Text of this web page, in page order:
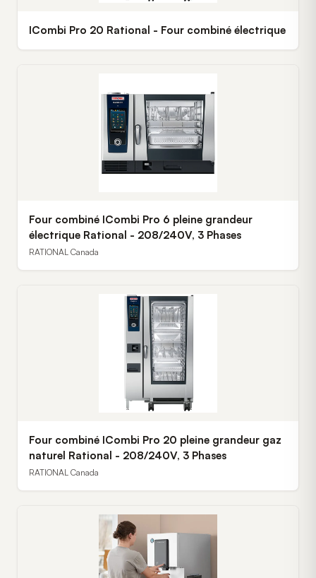
ICombi Pro 20 Rational - Four combiné électrique
Four combiné ICombi Pro 6 pleine grandeur
électrique Rational - 208/240V, 3 Phases
RATIONAL Canada
Four combiné ICombi Pro 20 pleine grandeur gaz
naturel Rational - 208/240V, 3 Phases
RATIONAL Canada